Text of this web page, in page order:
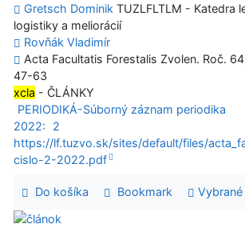
Gretsch Dominik TUZLFLTLM - Katedra
logistiky a meliorácií
Rovňák Vladimír
Acta Facultatis Forestalis Zvolen. Roč.
47-63
xcla - ČLÁNKY
PERIODIKÁ-Súborný záznam periodika
2022:
2
https://lf.tuzvo.sk/sites/default/files/
cislo-2-2022.pdf
Do košíka Bookmark